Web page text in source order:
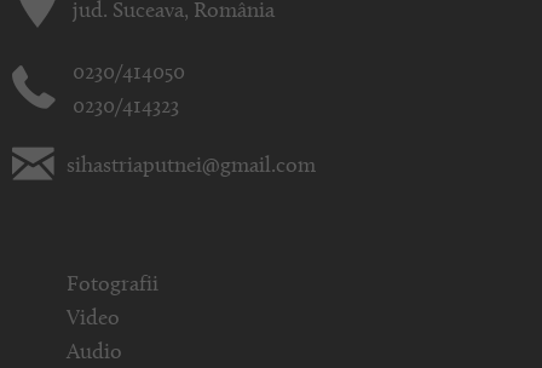
jud. Suceava, România
0230/414050
0230/414323
sihastriaputnei@gmail.com
Fotografii
Video
Audio